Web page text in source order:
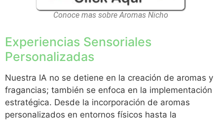
Conoce mas sobre Aromas Nicho
Experiencias Sensoriales
Personalizadas
Nuestra IA no se detiene en la creación de aromas y
fragancias; también se enfoca en la implementación
estratégica. Desde la incorporación de aromas
personalizados en entornos físicos hasta la